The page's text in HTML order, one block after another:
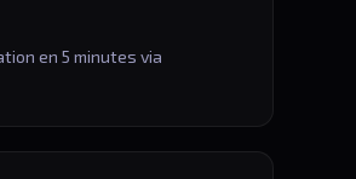
en 5 minutes via